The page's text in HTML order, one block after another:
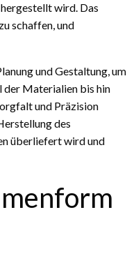
wird. Das
schaffen, und
und Gestaltung, um
der Materialien bis hin
und Präzision
des
überliefert wird und